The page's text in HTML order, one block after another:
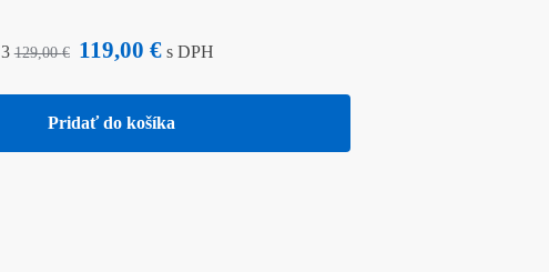
129,00€ 119,00 €s DPH
Pridať do košíka